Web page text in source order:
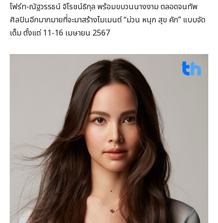
โฟร์ท-ณัฐวรรธน์ จิโรชน์ธิกุล พร้อมขบวนนางงาม ตลอดจนทัพ
ศิลปินอีกมากมายที่จะมาสร้างโมเมนต์ “ม่วน หนุก สุข คัก” แบบจัด
เต็ม ตั้งแต่ 11-16 เมษายน 2567